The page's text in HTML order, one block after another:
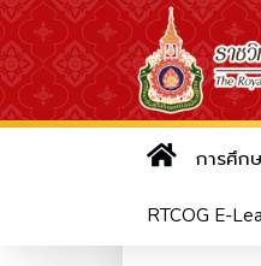
การศึก
RTCOG E-
ประชาสั